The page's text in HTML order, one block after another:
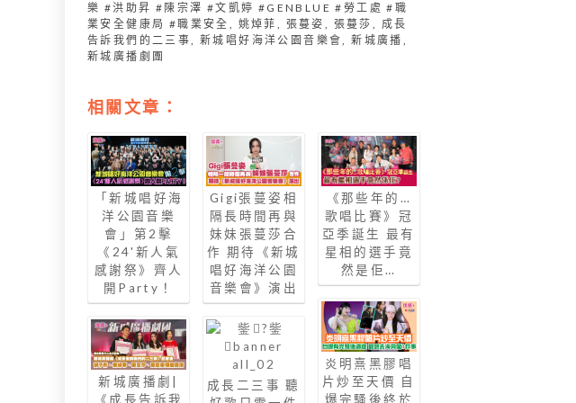
樂 #洪助昇 #陳宗澤 #文凱婷 #GENBLUE #勞工處 #職
業安全健康局 #職業安全 , 姚焯菲 , 張蔓姿 , 張蔓莎 , 成長
告訴我們的二三事,新城唱好海洋公園音樂會,新城廣播 ,
新城廣播劇團
相關文章：
「新城唱好海
洋公園音樂
會」第2擊
《24'新人氣
感謝祭》齊人
開Party！
新城廣播劇|
《成長告訴我
Gigi張蔓姿相
隔長時間再與
妹妹張蔓莎合
作 期待《新城
唱好海洋公園
音樂會》演出
成長二三事 聽
《那些年的…
歌唱比賽》冠
亞季誕生 最有
星相的選手竟
然是佢…
炎明熹黑膠唱
片炒至天價 自
爆完騷後終於